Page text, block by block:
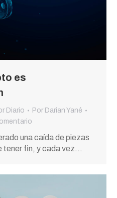
es
Diario Por Darian Yané
una caída de piezas
tener fin, y cada vez…